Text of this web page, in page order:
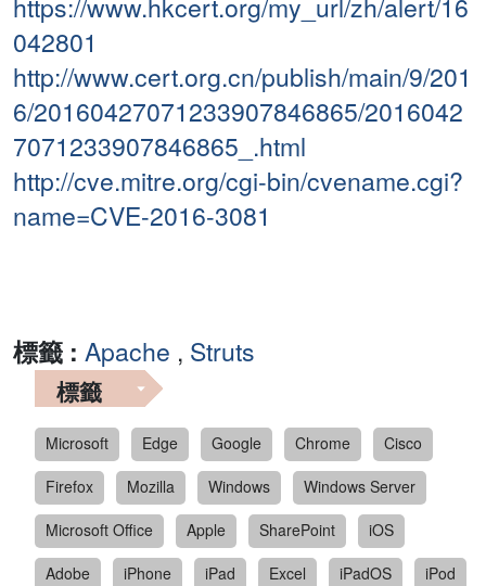
https://www.hkcert.org/my_url/zh/alert/16
042801
http://www.cert.org.cn/publish/main/9/201
6/20160427071233907846865/2016042
7071233907846865_.html
http://cve.mitre.org/cgi-bin/cvename.cgi?
name=CVE-2016-3081
標籤 : Apache , Struts
標籤
Microsoft Edge Google Chrome
Cisco
Firefox
Mozilla Windows
Windows Server
Microsoft Office
Apple SharePoint
iOS
Adobe
iPhone iPad Excel iPadOS
iPod